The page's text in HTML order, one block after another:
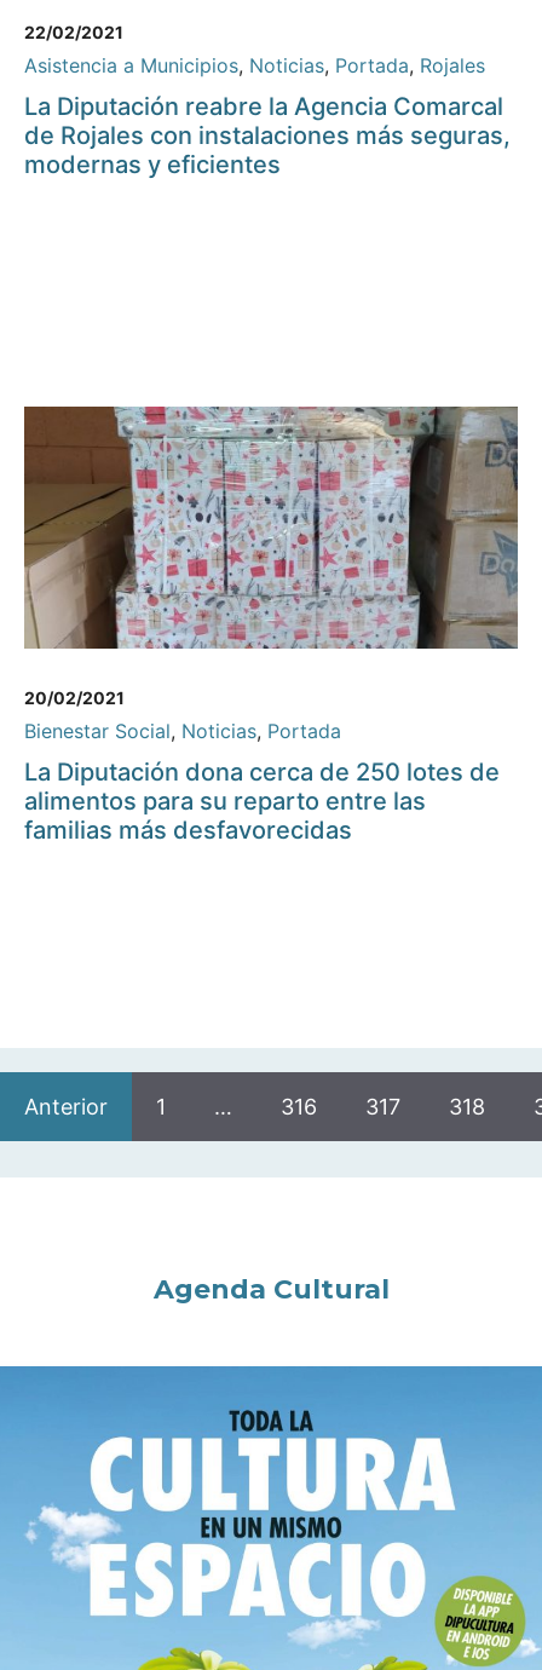
22/02/2021
Asistencia a Municipios, Noticias, Portada, Rojales
La Diputación reabre la Agencia Comarcal
de Rojales con instalaciones más seguras,
modernas y eficientes
20/02/2021
Bienestar Social, Noticias, Portada
La Diputación dona cerca de 250 lotes de
alimentos para su reparto entre las
familias más desfavorecidas
Anterior 1 … 316 317 318
Agenda Cultural